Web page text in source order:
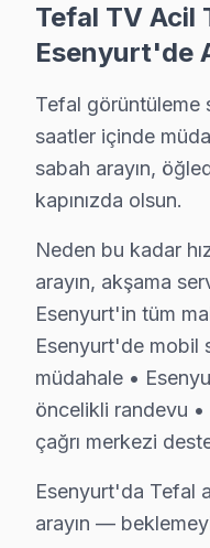
Tefal
Tefal TV Teknik
Tefal televizyon
Tefal servisimizde
marka kalitesi
söz konusu model
1. Müşteri bildirir,
2. Termal kamera,
3. Arıza kaynağı
4. Yazılı fiyat teklifi
6. Tüm
Tefal TV Acil
Esenyurt'de
Tefal görüntüleme
saatler içinde
sabah arayın,
kapınızda olsun.
Neden bu kadar
arayın, akşama
Esenyurt'in tüm
Esenyurt'de mobil
müdahale •
öncelikli randevu
çağrı merkezi
Esenyurt'da Tefal
arayın —